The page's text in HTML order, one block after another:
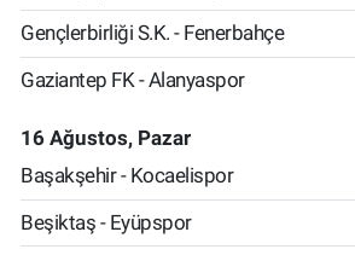
Gençlerbirliği S.K. - Fenerbahçe
Gaziantep FK - Alanyaspor
16 Ağustos, Pazar
Başakşehir - Kocaelispor
Beşiktaş - Eyüpspor